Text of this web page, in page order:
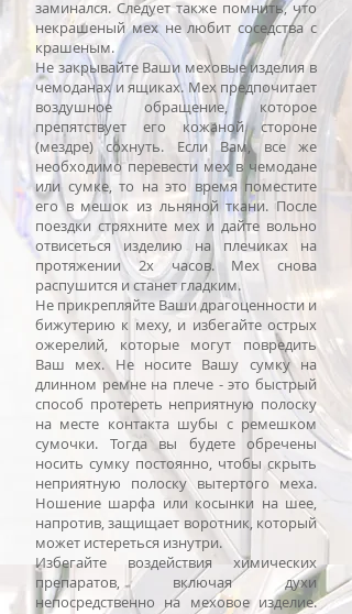
заминался. Следует также помнить, что
некрашеный мех не любит соседства с
крашеным.
Не закрывайте Ваши меховые изделия в
чемоданах и ящиках. Мех предпочитает
воздушное обращение, которое
препятствует его кожаной стороне
(мездре) сохнуть. Если Вам, все же
необходимо перевести мех в чемодане
или сумке, то на это время поместите
его в мешок из льняной ткани. После
поездки стряхните мех и дайте вольно
отвисеться изделию на плечиках на
протяжении 2х часов. Мех снова
распушится и станет гладким.
Не прикрепляйте Ваши драгоценности и
бижутерию к меху, и избегайте острых
ожерелий, которые могут повредить
Ваш мех. Не носите Вашу сумку на
длинном ремне на плече - это быстрый
способ протереть неприятную полоску
на месте контакта шубы с ремешком
сумочки. Тогда вы будете обречены
носить сумку постоянно, чтобы скрыть
неприятную полоску вытертого меха.
Ношение шарфа или косынки на шее,
напротив, защищает воротник, который
может истереться изнутри.
Избегайте воздействия химических
препаратов, включая духи
непосредственно на меховое изделие.